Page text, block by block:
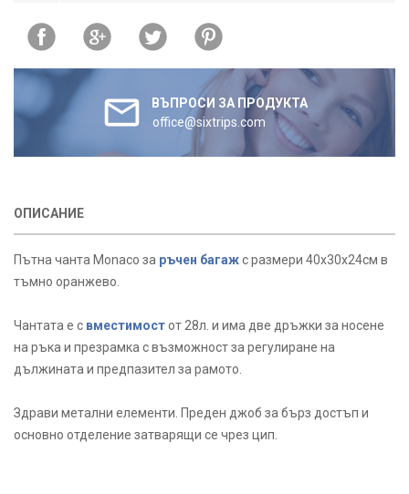
ВЪПРОСИ ЗА ПРОДУКТА
office@sixtrips.com
ОПИСАНИЕ
Пътна чанта Monaco за ръчен багажс размери 40x30x24см в
тъмно оранжево.
Чантата е с вместимостот 28л. и има две дръжки за носене
на ръка и презрамка с възможност за регулиране на
дължината и предпазител за рамото.
Здрави метални елементи. Преден джоб за бърз достъп и
основно отделение затварящи се чрез цип.